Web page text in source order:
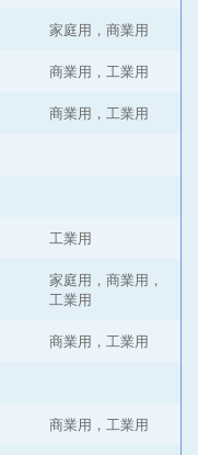
家庭用，商業用
商業用，工業用
商業用，工業用
工業用
家庭用，商業用，
工業用
商業用，工業用
商業用，工業用